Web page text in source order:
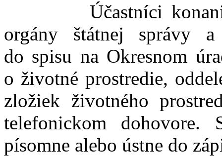
Účastníci konania,
orgány štátnej správy
do spisu na Okresnom
o životné prostredie,
zložiek životného
telefonickom
písomne alebo ústne do